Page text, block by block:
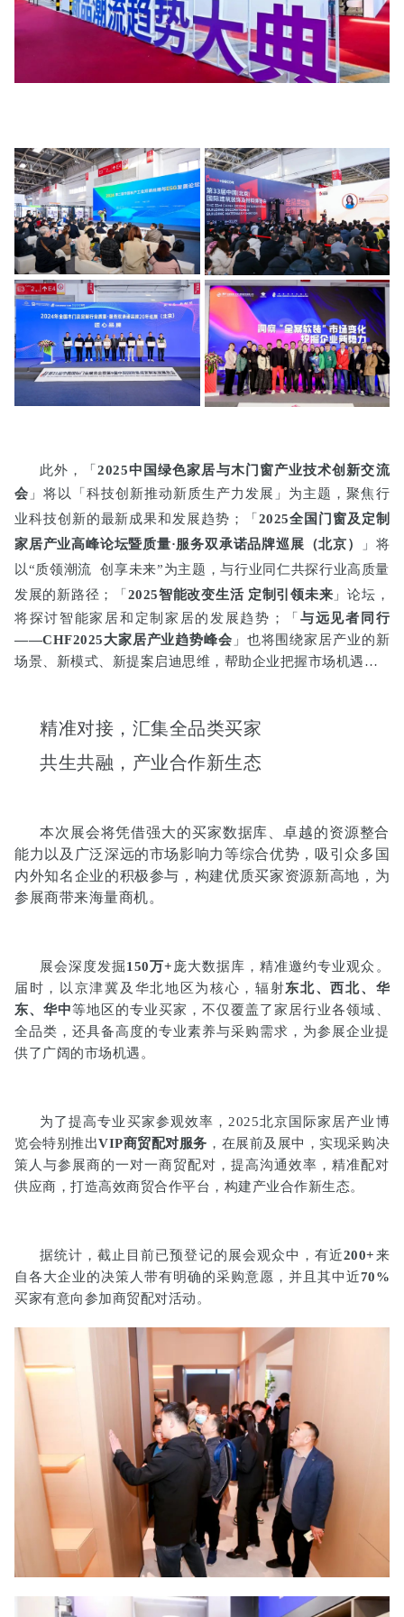
此外，「2025中国绿色家居与木门窗产业技术创新交流
会 」将以「科技创新推动新质生产力发展」为主题，聚焦行
业科技创新的最新成果和发展趋势；
「 2025全国门窗及定制
家居产业高峰论坛暨质量·服务双承诺品牌巡展（北京）
」将
以“质领潮流 创享未来”为主题，与行业同仁共探行业高质量
发展的新路径；
「 2025智能改变生活 定制引领未来 」论坛，
将探讨智能家居和定制家居的发展趋势；「与远见者同行
——CHF2025大家居产业趋势峰会 」也将围绕家居产业的新
场景、新模式、新提案启迪思维，帮助企业把握市场机遇…
精准对接，汇集全品类买家
共生共融，产业合作新生态
本次展会将凭借强大的买家数据库、卓越的资源整合
能力以及广泛深远的市场影响力等综合优势，吸引众多国
内外知名企业的积极参与，构建优质买家资源新高地，为
参展商带来海量商机。
展会深度发掘150万+ 庞大数据库，精准邀约专业观众。
届时，以京津冀及华北地区为核心，辐射东北、西北、华
东、华中等地区的专业买家，不仅覆盖了家居行业各领域、
全品类，还具备高度的专业素养与采购需求，为参展企业提
供了广阔的市场机遇。
为了提高专业买家参观效率，2025北京国际家居产业博
览会特别推出VIP商贸配对服务 ，在展前及展中，实现采购决
策人与参展商的一对一商贸配对，提高沟通效率，精准配对
供应商，打造高效商贸合作平台，构建产业合作新生态。
据统计，截止目前已预登记的展会观众中，有近200+来
自各大企业的决策人带有明确的采购意愿，并且其中近70%
买家有意向参加商贸配对活动。